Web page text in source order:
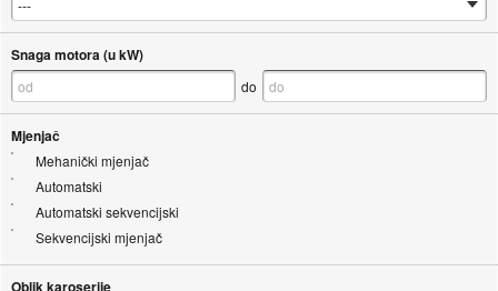
Snaga motora (u kW)
do
Mjenjač
Mehanički mjenjač
Automatski
Automatski sekvencijski
Sekvencijski mjenjač
Oblik karoserije